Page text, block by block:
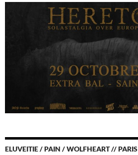
ELUVEITIE / PAIN / WOLFHEART // PARIS